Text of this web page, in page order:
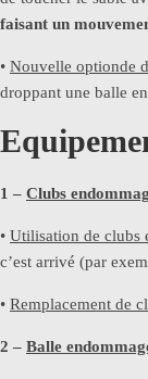
faisant un
• Nouvelle optionde
droppant une balle
1 – Clubs
• Utilisation de clubs
c’est arrivé (par
• Remplacement de
2 – Balle